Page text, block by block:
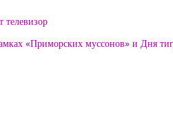
телевизор
«Приморских муссонов» и Дня